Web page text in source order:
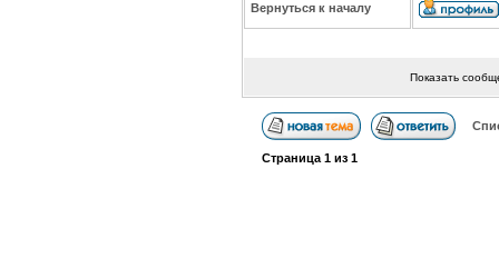
Вернуться к началу
Показать
Страница 1из 1